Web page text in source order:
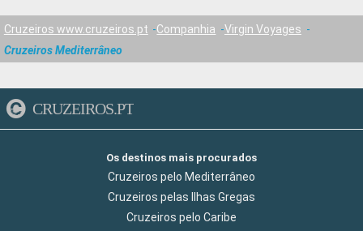
Cruzeiros www.cruzeiros.pt Companhia
Virgin Voyages
Cruzeiros Mediterrâneo
CRUZEIROS.PT
Os destinos mais procurados
Cruzeiros pelo Mediterrâneo
Cruzeiros pelas Ilhas Gregas
Cruzeiros pelo Caribe